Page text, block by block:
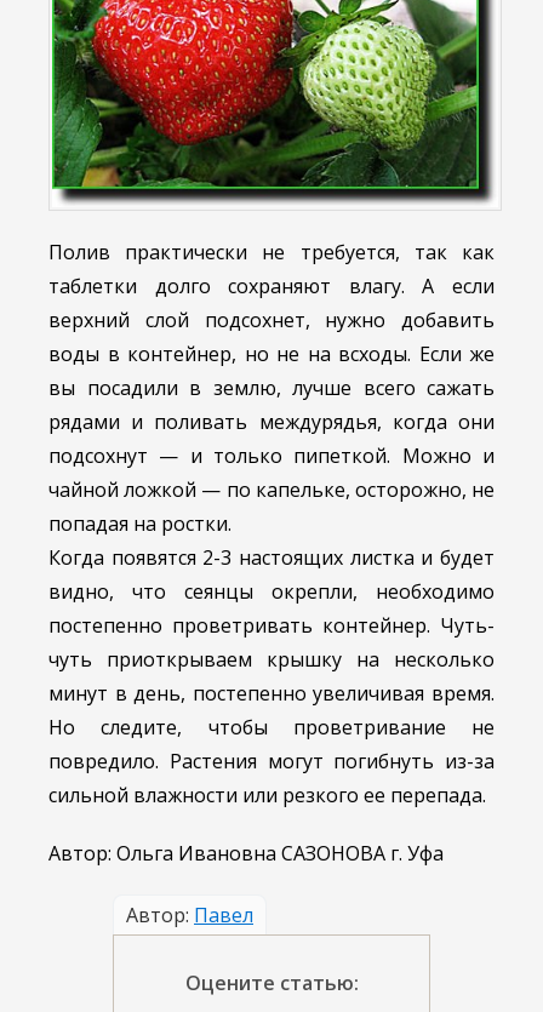
Полив практически не требуется, так как
таблетки долго сохраняют влагу. А если
верхний слой подсохнет, нужно добавить
воды в контейнер, но не на всходы. Если же
вы посадили в землю, лучше всего сажать
рядами и поливать междурядья, когда они
подсохнут — и только пипеткой. Можно и
чайной ложкой — по капельке, осторожно, не
попадая на ростки.
Когда появятся 2-3 настоящих листка и будет
видно, что сеянцы окрепли, необходимо
постепенно проветривать контейнер. Чуть-
чуть приоткрываем крышку на несколько
минут в день, постепенно увеличивая время.
Но следите, чтобы проветривание не
повредило. Растения могут погибнуть из-за
сильной влажности или резкого ее перепада.
Автор: Ольга Ивановна САЗОНОВА г. Уфа
Автор: Павел
Оцените статью: